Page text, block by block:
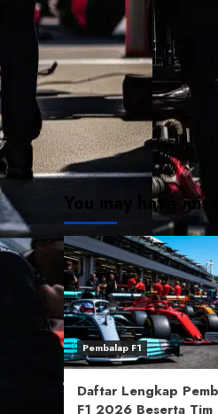
You may have
Pembalap F1
Daftar Lengkap
F1 2026 Beserta Tim